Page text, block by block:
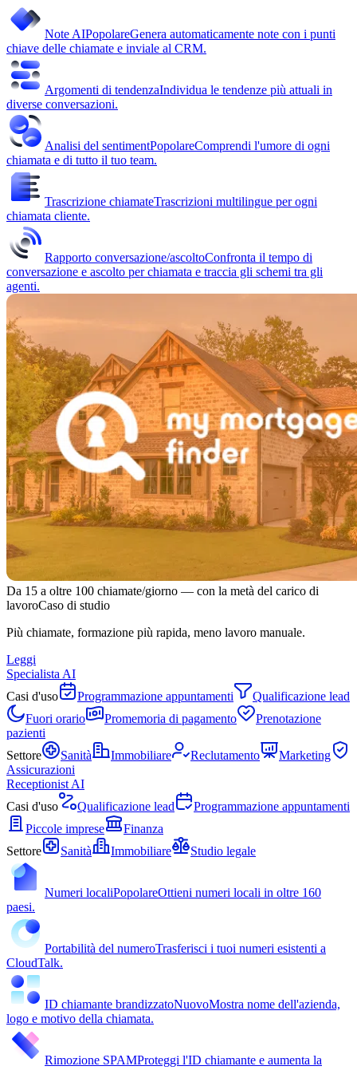
Note AIPopolareGenera automaticamente note con i punti
chiave delle chiamate e inviale al CRM.
Argomenti di tendenzaIndividua le tendenze più attuali in
diverse conversazioni.
Analisi del sentimentPopolareComprendi l'umore di ogni
chiamata e di tutto il tuo team.
Trascrizione chiamateTrascrizioni multilingue per ogni
chiamata cliente.
Rapporto conversazione/ascoltoConfronta il tempo di
conversazione e ascolto per chiamata e traccia gli schemi tra gli
agenti.
Da 15 a oltre 100 chiamate/giorno — con la metà del carico di
lavoroCaso di studio
Più chiamate, formazione più rapida, meno lavoro manuale.
Leggi
Specialista AI
Casi d'uso
Programmazione appuntamenti
Qualificazione lead
Fuori orario
Promemoria di pagamento
Prenotazione
pazienti
Settore
Sanità Immobiliare Reclutamento
Marketing
Assicurazioni
Receptionist AI
Casi d'uso
Qualificazione lead
Programmazione appuntamenti
Piccole imprese
Finanza
Settore
Sanità Immobiliare Studio legale
Numeri localiPopolareOttieni numeri locali in oltre 160
paesi.
Portabilità del numeroTrasferisci i tuoi numeri esistenti a
CloudTalk.
ID chiamante brandizzatoNuovoMostra nome dell'azienda,
logo e motivo della chiamata.
Rimozione SPAMProteggi l'ID chiamante e aumenta la